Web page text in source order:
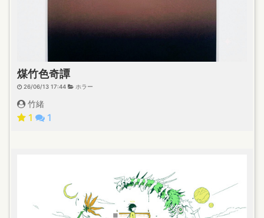
煤竹色奇譚
26/06/13 17:44 ホラー
竹緒
1 1